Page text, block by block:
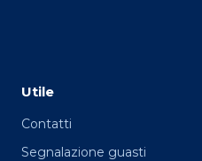
Utile
Contatti
Segnalazione guasti